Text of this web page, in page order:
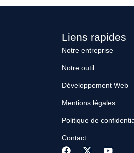
Liens rapides
Notre entreprise
Notre outil
Développement Web
Mentions légales
Politique de
Contact